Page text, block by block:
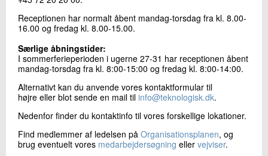
Send
Receptionen har normalt åbent mandag-torsdag fra kl. 8.00-
16.00 og fredag kl. 8.00-15.00.
Særlige åbningstider:
I sommerferieperioden i ugerne 27-31 har receptionen åbent
mandag-torsdag fra kl. 8:00-15:00 og fredag kl. 8:00-14:00.
Alternativt kan du anvende vores kontaktformular til
højre eller blot sende en mail til info@teknologisk.dk.
Nedenfor finder du kontaktinfo til vores forskellige lokationer.
Find medlemmer af ledelsen på Organisationsplanen, og
brug eventuelt vores medarbejdersøgning eller vejviser.